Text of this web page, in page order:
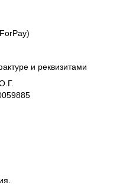
и реквизитами